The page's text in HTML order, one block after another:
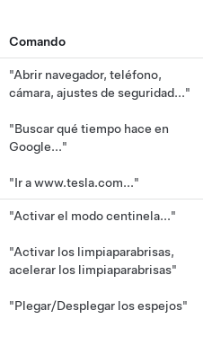
Comando
"Abrir navegador, teléfono,
cámara, ajustes de seguridad..."
"Buscar qué tiempo hace en
Google..."
"Ir a www.tesla.com..."
"Activar el modo centinela..."
"Activar los limpiaparabrisas,
acelerar los limpiaparabrisas"
"Plegar/Desplegar los espejos"